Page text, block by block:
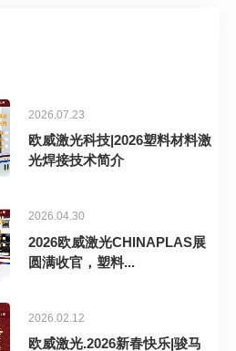
2026.07.23
欧威激光科技|2026塑料材料激
光焊接技术简介
2026.04.30
2026欧威激光CHINAPLAS展
圆满收官，塑料...
2026.02.12
欧威激光.2026新春快乐|骏马